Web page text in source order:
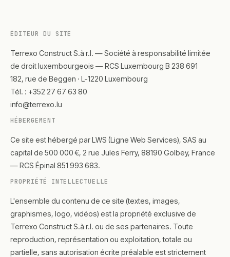
ÉDITEUR DU SITE
Terrexo Construct S.à r.l. — Société à responsabilité limitée
de droit luxembourgeois — RCS Luxembourg B 238 691
182, rue de Beggen · L-1220 Luxembourg
Tél. : +352 27 67 63 80
info@terrexo.lu
HÉBERGEMENT
Ce site est hébergé par LWS (Ligne Web Services), SAS au
capital de 500 000 €, 2 rue Jules Ferry, 88190 Golbey, France
— RCS Épinal 851 993 683.
PROPRIÉTÉ INTELLECTUELLE
L'ensemble du contenu de ce site (textes, images,
graphismes, logo, vidéos) est la propriété exclusive de
Terrexo Construct S.à r.l. ou de ses partenaires. Toute
reproduction, représentation ou exploitation, totale ou
partielle, sans autorisation écrite préalable est strictement